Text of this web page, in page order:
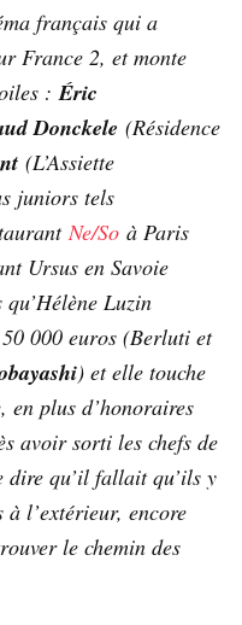
français qui a
France 2, et monte
:Éric
Donckele (Résidence
(L’Assiette
juniors tels
Ne/So à Paris
Ursus en Savoie
Luzin
000 euros (Berluti et
) et elle touche
en plus d’honoraires
avoir sorti les chefs de
dire qu’il fallait qu’ils y
à l’extérieur, encore
le chemin des